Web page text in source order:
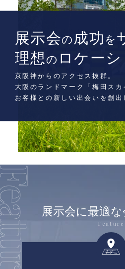
展示会の 成功 を
理想 の ロケーシ
京阪神からのアクセス抜群。
大阪のランドマーク「梅田スカ
お客様との新しい出会いを創出
展示会に最適
Feature